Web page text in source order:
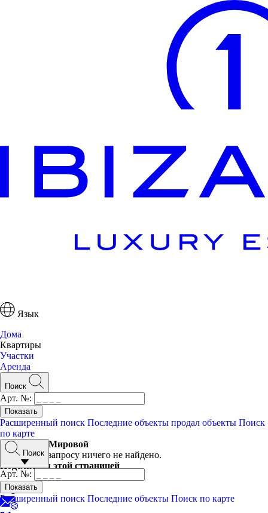
Язык
Дома
Квартиры
Участки
Аренда
Поиск
Арт. №:
Расширенный поиск Последние объекты продал объекты Поиск
по карте
Поиск
Арт. №:
Расширенный поиск Последние объекты Поиск по карте
Квартиры Мировой
По вашему запросу ничего не найдено.
Поделиться этой страницей